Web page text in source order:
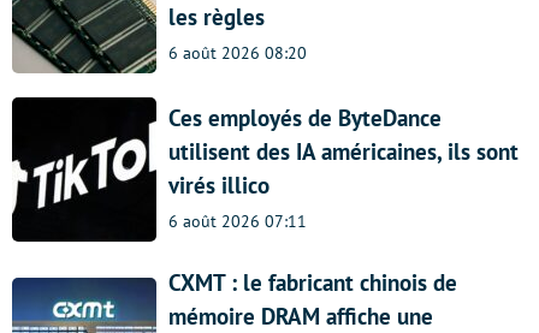
les règles
6 août 2026 08:20
Ces employés de ByteDance
utilisent des IA américaines, ils sont
virés illico
6 août 2026 07:11
CXMT : le fabricant chinois de
mémoire DRAM affiche une